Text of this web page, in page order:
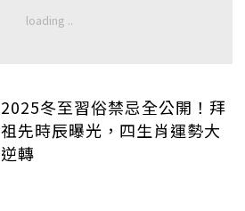
2025冬至習俗禁忌全公開！拜
祖先時辰曝光，四生肖運勢大
逆轉